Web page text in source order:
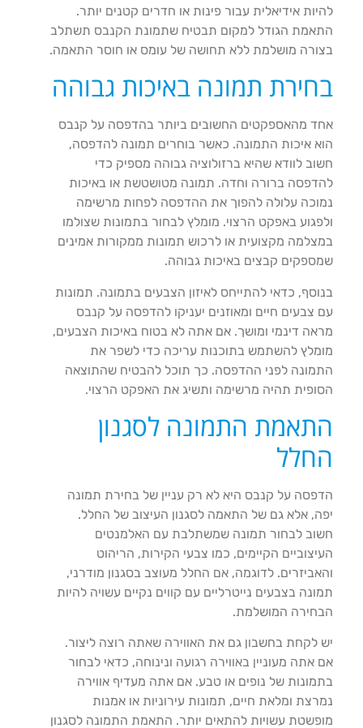
להיות אידיאלית עבור פינות או חדרים קטנים יותר.
התאמת הגודל למקום תבטיח שתמונת הקנבס תשתלב
בצורה מושלמת ללא תחושה של עומס או חוסר התאמה.
בחירת תמונה באיכות גבוהה
אחד מהאספקטים החשובים ביותר בהדפסה על קנבס
הוא איכות התמונה. כאשר בוחרים תמונה להדפסה,
חשוב לוודא שהיא ברזולוציה גבוהה מספיק כדי
להדפסה ברורה וחדה. תמונה מטושטשת או באיכות
נמוכה עלולה להפוך את ההדפסה לפחות מרשימה
ולפגוע באפקט הרצוי. מומלץ לבחור בתמונות שצולמו
במצלמה מקצועית או לרכוש תמונות ממקורות אמינים
שמספקים קבצים באיכות גבוהה.
בנוסף, כדאי להתייחס לאיזון הצבעים בתמונה. תמונות
עם צבעים חיים ומאוזנים יעניקו להדפסה על קנבס
מראה דינמי ומושך. אם אתה לא בטוח באיכות הצבעים,
מומלץ להשתמש בתוכנות עריכה כדי לשפר את
התמונה לפני ההדפסה. כך תוכל להבטיח שהתוצאה
הסופית תהיה מרשימה ותשיג את האפקט הרצוי.
התאמת התמונה לסגנון
החלל
הדפסה על קנבס היא לא רק עניין של בחירת תמונה
יפה, אלא גם של התאמה לסגנון העיצוב של החלל.
חשוב לבחור תמונה שמשתלבת עם האלמנטים
העיצוביים הקיימים, כמו צבעי הקירות, הריהוט
והאביזרים. לדוגמה, אם החלל מעוצב בסגנון מודרני,
תמונה בצבעים נייטרליים עם קווים נקיים עשויה להיות
הבחירה המושלמת.
יש לקחת בחשבון גם את האווירה שאתה רוצה ליצור.
אם אתה מעוניין באווירה רגועה ונינוחה, כדאי לבחור
בתמונות של נופים או טבע. אם אתה מעדיף אווירה
נמרצת ומלאת חיים, תמונות עירוניות או אמנות
מופשטת עשויות להתאים יותר. התאמת התמונה לסגנון